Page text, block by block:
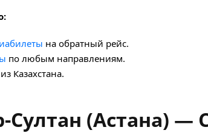
на обратный рейс.
по любым направлениям.
из Казахстана.
(Астана) —